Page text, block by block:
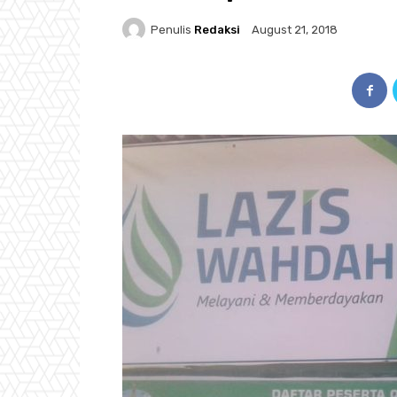
Penulis Redaksi August 21, 2018